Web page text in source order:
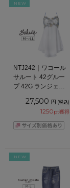
NEW
NTJ242｜ワコール
サルート 42グルー
プ 42G ランジェリ
27,500 円 (税込)
1250pt獲得
NEW